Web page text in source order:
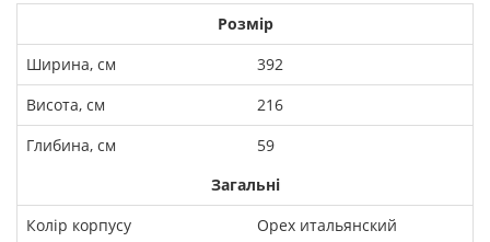
Розмір
Ширина, см
392
Висота, см
216
Глибина, см
59
Загальні
Колір корпусу
Орех итальянский